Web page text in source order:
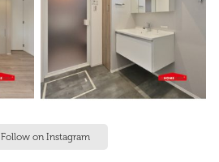
Follow on Instagram